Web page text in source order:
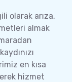
olarak arıza,
almak
en kısa
hizmet